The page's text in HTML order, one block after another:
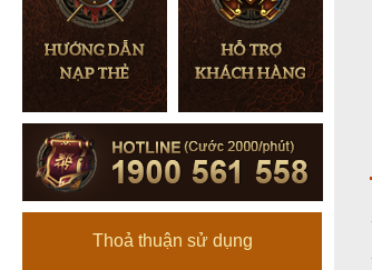
Thoả thuận sử dụng